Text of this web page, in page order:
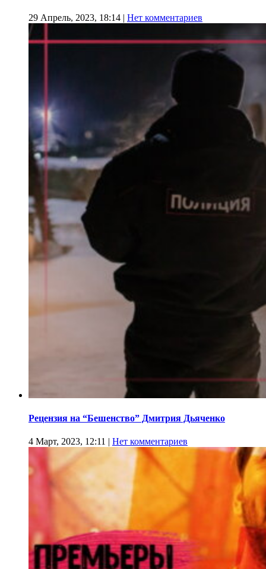
29 Апрель, 2023, 18:14 | Нет комментариев
Рецензия на “Бешенство” Дмитрия Дьяченко
4 Март, 2023, 12:11 | Нет комментариев